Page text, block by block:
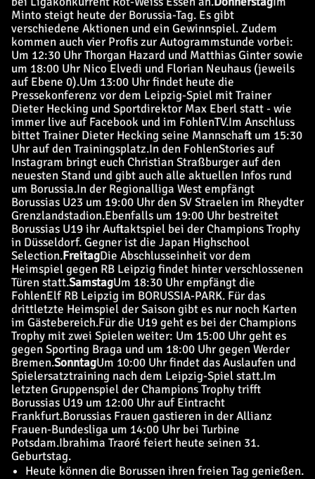
Minto steigt heute der Borussia-Tag. Es gibt
verschiedene Aktionen und ein Gewinnspiel. Zudem
kommen auch vier Profis zur Autogrammstunde vorbei:
Um 12:30 Uhr Thorgan Hazard und Matthias Ginter sowie
um 18:00 Uhr Nico Elvedi und Florian Neuhaus (jeweils
auf Ebene 0).Um 13:00 Uhr findet heute die
Pressekonferenz vor dem Leipzig-Spiel mit Trainer
Dieter Hecking und Sportdirektor Max Eberl statt - wie
immer live auf Facebook und im FohlenTV.Im Anschluss
bittet Trainer Dieter Hecking seine Mannschaft um 15:30
Uhr auf den Trainingsplatz.In den FohlenStories auf
Instagram bringt euch Christian Straßburger auf den
neuesten Stand und gibt auch alle aktuellen Infos rund
um Borussia.In der Regionalliga West empfängt
Borussias U23 um 19:00 Uhr den SV Straelen im Rheydter
Grenzlandstadion.Ebenfalls um 19:00 Uhr bestreitet
Borussias U19 ihr Auftaktspiel bei der Champions Trophy
in Düsseldorf. Gegner ist die Japan Highschool
Selection.FreitagDie Abschlusseinheit vor dem
Heimspiel gegen RB Leipzig findet hinter verschlossenen
Türen statt.SamstagUm 18:30 Uhr empfängt die
FohlenElf RB Leipzig im BORUSSIA-PARK. Für das
drittletzte Heimspiel der Saison gibt es nur noch Karten
im Gästebereich.Für die U19 geht es bei der Champions
Trophy mit zwei Spielen weiter: Um 15:00 Uhr geht es
gegen Sporting Braga und um 18:00 Uhr gegen Werder
Bremen.SonntagUm 10:00 Uhr findet das Auslaufen und
Spielersatztraining nach dem Leipzig-Spiel statt.Im
letzten Gruppenspiel der Champions Trophy trifft
Borussias U19 um 12:00 Uhr auf Eintracht
Frankfurt.Borussias Frauen gastieren in der Allianz
Frauen-Bundesliga um 14:00 Uhr bei Turbine
Potsdam.Ibrahima Traoré feiert heute seinen 31.
Geburtstag.
Heute können die Borussen ihren freien Tag genießen.